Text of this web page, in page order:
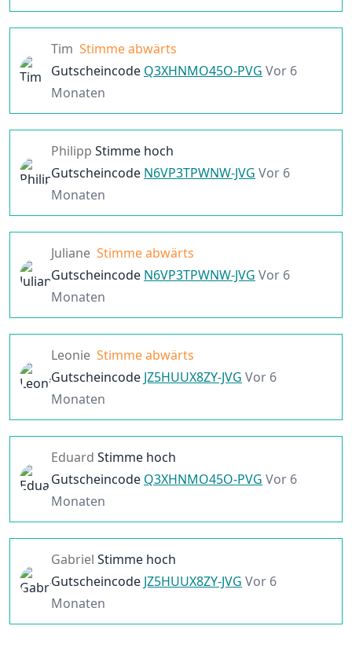
Tim Stimme abwärts
Gutscheincode Q3XHNMO45O-PVG Vor 6
Monaten
Philipp Stimme hoch
Gutscheincode N6VP3TPWNW-JVG Vor 6
Monaten
Juliane Stimme abwärts
Gutscheincode N6VP3TPWNW-JVG Vor 6
Monaten
Leonie Stimme abwärts
Gutscheincode JZ5HUUX8ZY-JVG Vor 6
Monaten
Eduard Stimme hoch
Gutscheincode Q3XHNMO45O-PVG Vor 6
Monaten
Gabriel Stimme hoch
Gutscheincode JZ5HUUX8ZY-JVG Vor 6
Monaten